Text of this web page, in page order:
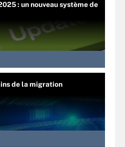
: un nouveau système de
de la migration